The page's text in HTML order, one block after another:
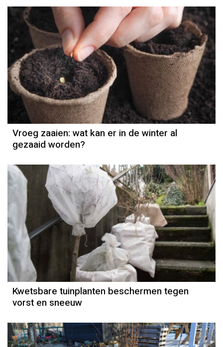
Vroeg zaaien: wat kan er in de winter al
gezaaid worden?
Kwetsbare tuinplanten beschermen tegen
vorst en sneeuw